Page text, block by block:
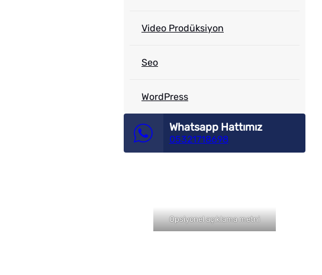
Video Prodüksiyon
Seo
WordPress
Whatsapp Hattımız
05321718698
Opsiyonel açıklama metni